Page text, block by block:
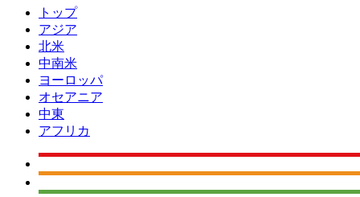
トップ
アジア
北米
中南米
ヨーロッパ
オセアニア
中東
アフリカ